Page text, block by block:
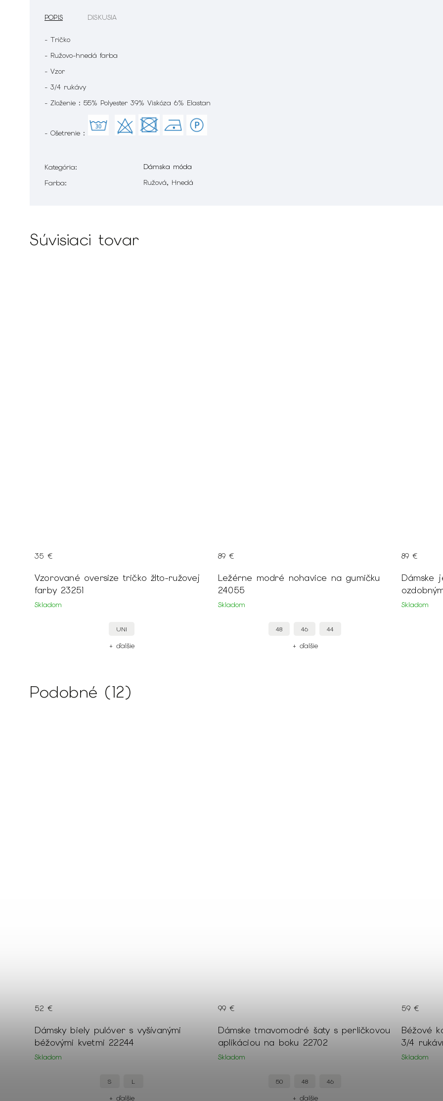
POPIS DISKUSIA
- Tričko
- Ružovo-hnedá farba
- Vzor
- 3/4 rukávy
- Zloženie : 55% Polyester 39% Viskóza 6% Elastan
- Ošetrenie :
Kategória:
Dámska móda
Farba: Ružová, Hnedá
Súvisiaci tovar
Vzorované oversize tričko žlto-ružovej
farby 23251
Skladom
35 €
UNI
+ ďalšie
Ležérne modré nohavice na gumičku
24055
Skladom
89 €
48 46 44
+ ďalšie
Dámske
Skladom
89 €
Podobné (12)
Dámsky biely pulóver s vyšívanými
béžovými kvetmi 22244
Skladom
52 €
S L
+ ďalšie
Dámske tmavomodré šaty s perličkovou
aplikáciou na boku 22702
Skladom
99 €
50 48 46
+ ďalšie
Béžové
3/4
Skladom
59 €